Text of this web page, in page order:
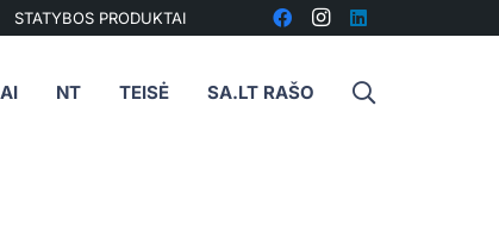
STATYBOS PRODUKTAI
NT TEISĖ SA.LT RAŠO